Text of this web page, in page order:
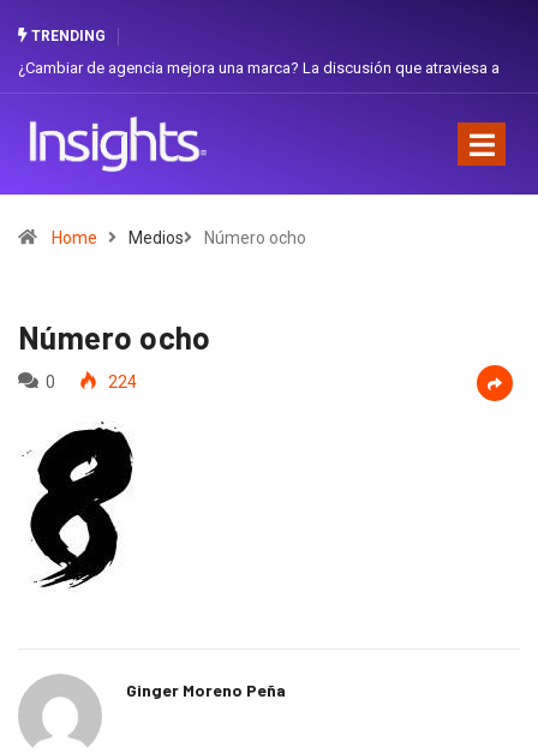
TRENDING
de agencia mejora una marca? La discusión que atraviesa a
Home Medios Número ocho
Número ocho
0 224
Ginger Moreno Peña